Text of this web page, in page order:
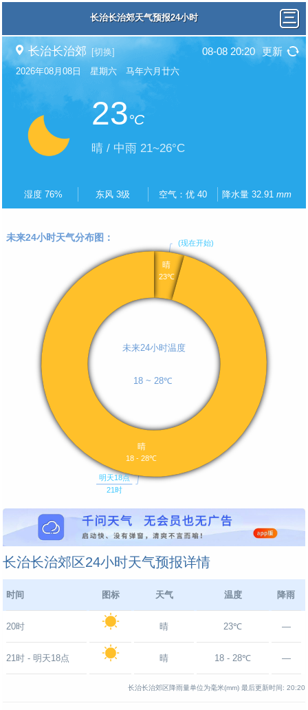
长治长治郊天气预报24小时
长治长治郊 [切换] 08-08 20:20 更新
2026年08月08日 星期六 马年六月廿六
23°C
晴 / 中雨 21~26°C
湿度 76% 东风 3级 空气：优 40 降水量 32.91mm
长治长治郊区24小时天气预报详情
时间 图标 天气 温度 降雨
20时 晴 23℃ —
21时 - 明天18点 晴 18 - 28℃ —
长治长治郊区降雨量单位为毫米(mm) 最后更新时间: 20:20